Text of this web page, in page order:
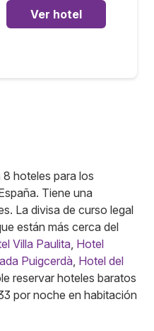
Ver hotel
hoteles para los
Tiene una
La divisa de curso legal
están más cerca del
Villa Paulita, Hotel
Puigcerdà, Hotel del
reservar hoteles baratos
por noche en habitación